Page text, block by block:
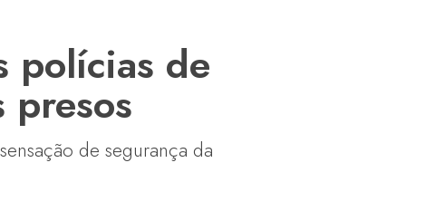
polícias de
presos
de segurança da